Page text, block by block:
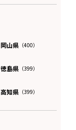
岡山県 （400）
徳島県 （399）
高知県 （399）